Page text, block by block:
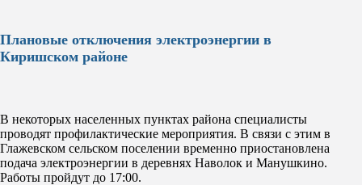
Плановые отключения электроэнергии в
Киришском районе
В некоторых населенных пунктах района специалисты
проводят профилактические мероприятия. В связи с этим в
Глажевском сельском поселении временно приостановлена
подача электроэнергии в деревнях Наволок и Манушкино.
Работы пройдут до 17:00.